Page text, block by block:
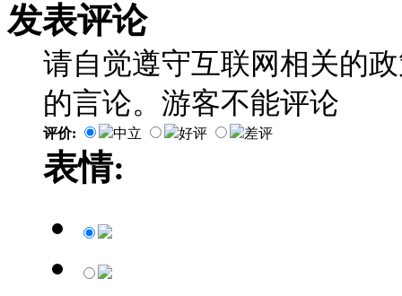
发表评论
请自觉遵守互联网相关的
的言论。游客不能评论
评价: 中立 好评 差评
表情: